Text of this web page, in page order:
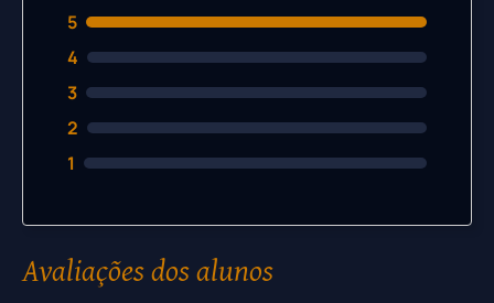
1
2
3
4
5
Avaliações dos alunos